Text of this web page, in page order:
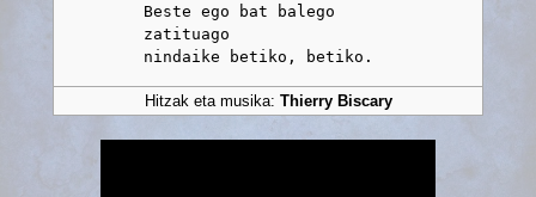
         Beste ego bat balego
         zatituago
Hitzak eta musika: Thierry Biscary